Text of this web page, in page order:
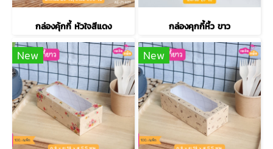
กล่องคุ้กกี้ หัวใจสีแดง กล่องคุกกี้หิ้ว ขาว
New New